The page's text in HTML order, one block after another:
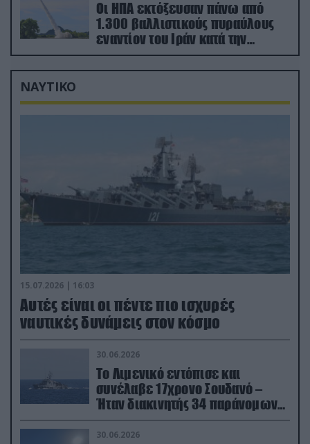
Οι ΗΠΑ εκτόξευσαν πάνω από
1.300 βαλλιστικούς πυραύλους
εναντίον του Ιράν κατά την
διάρκεια του πολέμου
ΝΑΥΤΙΚΟ
15.07.2026 | 16:03
Aυτές είναι οι πέντε πιο ισχυρές
ναυτικές δυνάμεις στον κόσμο
30.06.2026
Το Λιμενικό εντόπισε και
συνέλαβε 17χρονο Σουδανό –
Ήταν διακινητής 34 παράνομων
μεταναστών
30.06.2026